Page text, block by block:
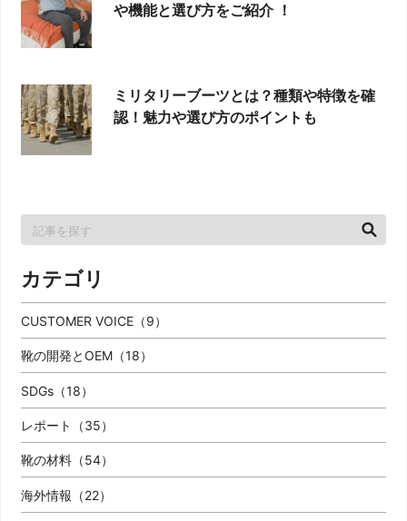
や機能と選び方をご紹介 ！
ミリタリーブーツとは？種類や特徴を確
認！魅力や選び方のポイントも
カテゴリ
CUSTOMER VOICE（9）
靴の開発とOEM（18）
SDGs（18）
レポート（35）
靴の材料（54）
海外情報（22）